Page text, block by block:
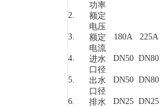
功率
2.
额定
电压
3.
额定
电流
180A 225A
4.
进水
口径
DN50 DN80
5.
出水
口径
DN50 DN80
6.
排水
DN25 DN25